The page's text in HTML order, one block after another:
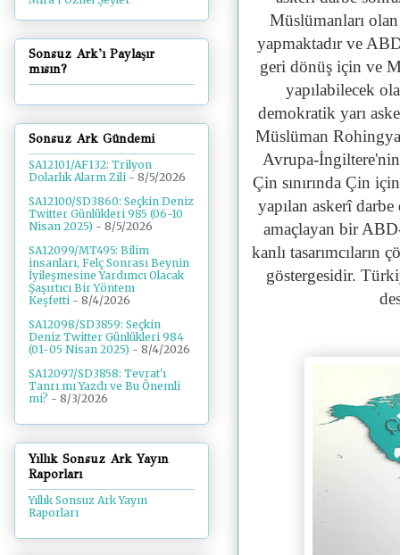
Müslümanları
yapmaktadır ve
geri dönüş için ve
yapılabilecek
demokratik yarı
Müslüman
Avrupa-İngiltere'nin
Çin sınırında Çin
yapılan askerî
amaçlayan bir
kanlı tasarımcıların
göstergesidir.
Sonsuz Ark'ı Paylaşır
mısın?
Sonsuz Ark Gündemi
SA12101/AF132: Trilyon
Dolarlık Alarm Zili - 8/5/2026
SA12100/SD3860: Seçkin Deniz
Twitter Günlükleri 985 (06-10
Nisan 2025) - 8/5/2026
SA12099/MT495: Bilim
insanları, Felç Sonrası Beynin
İyileşmesine Yardımcı Olacak
Şaşırtıcı Bir Yöntem
Keşfetti - 8/4/2026
SA12098/SD3859: Seçkin
Deniz Twitter Günlükleri 984
(01-05 Nisan 2025) - 8/4/2026
SA12097/SD3858: Tevrat'ı
Tanrı mı Yazdı ve Bu Önemli
mi? - 8/3/2026
Yıllık Sonsuz Ark Yayın
Raporları
Yıllık Sonsuz Ark Yayın
Raporları